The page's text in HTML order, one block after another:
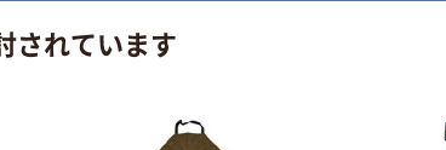
されています